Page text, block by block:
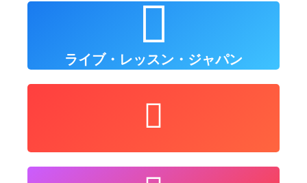
ライブ・レッスン・ジャパン
フォローしてください
ー/LiveLessonsJapan